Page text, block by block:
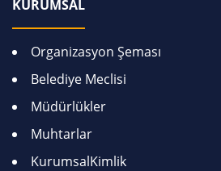
KURUMSAL
Organizasyon Şeması
Belediye Meclisi
Müdürlükler
Muhtarlar
KurumsalKimlik